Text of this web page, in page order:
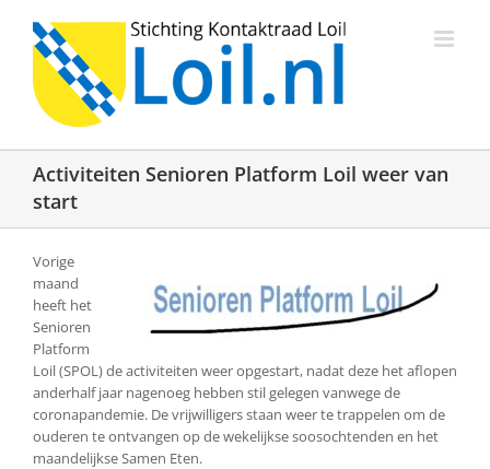
inhoud
Activiteiten Senioren Platform Loil weer van
start
Vorige
maand
heeft het
Senioren
Platform
Loil (SPOL) de activiteiten weer opgestart, nadat deze het aflopen
anderhalf jaar nagenoeg hebben stil gelegen vanwege de
coronapandemie. De vrijwilligers staan weer te trappelen om de
ouderen te ontvangen op de wekelijkse soosochtenden en het
maandelijkse Samen Eten.